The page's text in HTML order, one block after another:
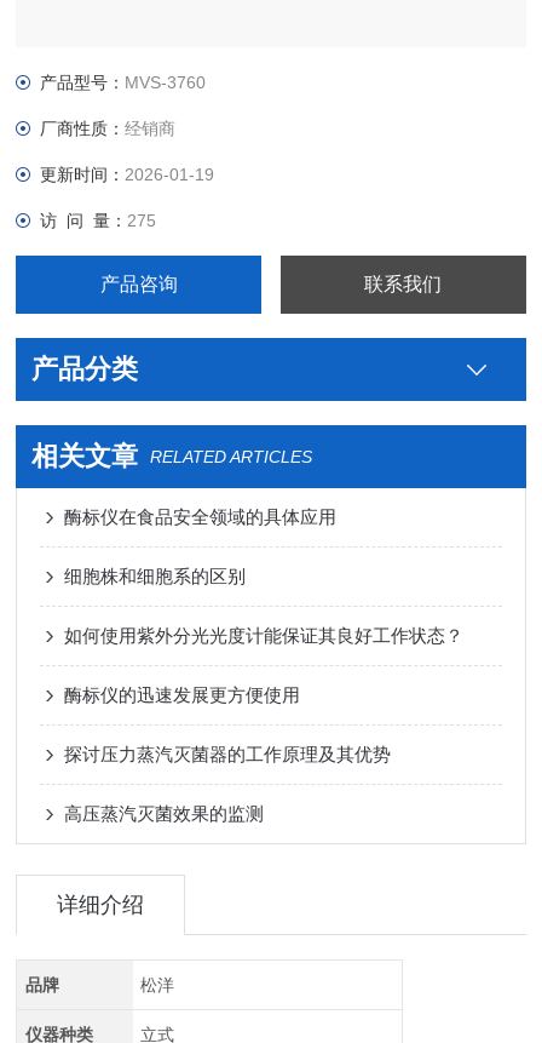
产品型号： MVS-3760
厂商性质：经销商
更新时间： 2026-01-19
访 问 量： 275
产品咨询 联系我们
产品分类
相关文章 RELATED ARTICLES
酶标仪在食品安全领域的具体应用
细胞株和细胞系的区别
如何使用紫外分光光度计能保证其良好工作状态？
酶标仪的迅速发展更方便使用
探讨压力蒸汽灭菌器的工作原理及其优势
高压蒸汽灭菌效果的监测
详细介绍
品牌 松洋
仪器种类 立式